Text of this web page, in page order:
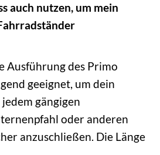
auch nutzen, um mein
Ausführung des Primo
geeignet, um dein
gängigen
oder anderen
anzuschließen. Die Länge